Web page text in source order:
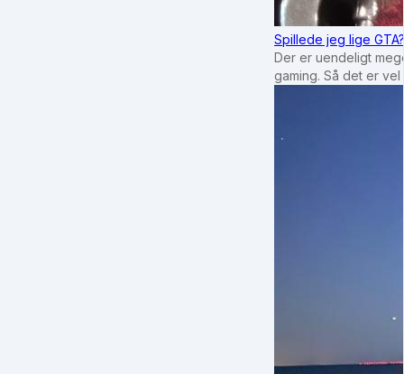
Spillede jeg lige GTA?
Der er uendeligt
gaming. Så det er